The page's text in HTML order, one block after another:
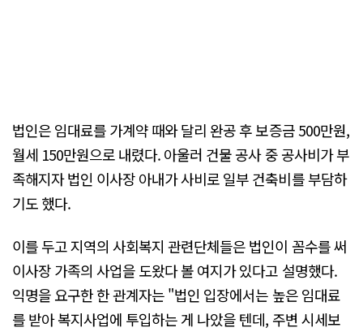
법인은 임대료를 가계약 때와 달리 완공 후 보증금 500만원,
월세 150만원으로 내렸다. 아울러 건물 공사 중 공사비가 부
족해지자 법인 이사장 아내가 사비로 일부 건축비를 부담하
기도 했다.
이를 두고 지역의 사회복지 관련단체들은 법인이 꼼수를 써
이사장 가족의 사업을 도왔다 볼 여지가 있다고 설명했다.
익명을 요구한 한 관계자는 "법인 입장에서는 높은 임대료
를 받아 복지사업에 투입하는 게 나았을 텐데, 주변 시세보